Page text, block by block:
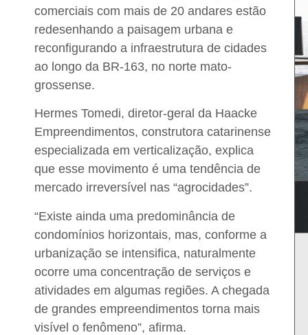
comerciais com mais de 20 andares estão
redesenhando a paisagem urbana e
reconfigurando a infraestrutura de cidades
ao longo da BR-163, no norte mato-
grossense.
Hermes Tomedi, diretor-geral da Haacke
Empreendimentos, construtora catarinense
especializada em verticalização, explica
que esse movimento é uma tendência de
mercado irreversível nas “agrocidades”.
“Existe ainda uma predominância de
condomínios horizontais, mas, conforme a
urbanização se intensifica, naturalmente
ocorre uma concentração de serviços e
atividades em algumas regiões. A chegada
de grandes empreendimentos torna mais
visível o fenômeno”, afirma.